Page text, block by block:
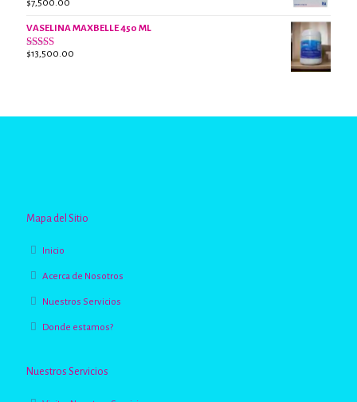
Valorado
2.62
de 5
$7,500.00
VASELINA MAXBELLE 450 ML
Valorado
$13,500.00
Mapa del Sitio
Inicio
Acerca de Nosotros
Nuestros Servicios
Donde estamos?
Nuestros Servicios